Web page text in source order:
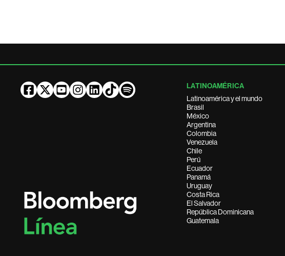
LATINOAMÉRICA
Latinoamérica y el mundo
Brasil
México
Argentina
Colombia
Venezuela
Chile
Perú
Ecuador
Panamá
Uruguay
Costa Rica
El Salvador
República Dominicana
Guatemala